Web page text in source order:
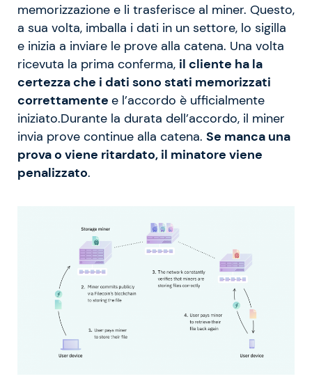
memorizzazione e li trasferisce al miner. Questo,
a sua volta, imballa i dati in un settore, lo sigilla
e inizia a inviare le prove alla catena. Una volta
ricevuta la prima conferma, il cliente ha la
certezza che i dati sono stati memorizzati
correttamente e l’accordo è ufficialmente
iniziato.Durante la durata dell’accordo, il miner
invia prove continue alla catena. Se manca una
prova o viene ritardato, il minatore viene
penalizzato.